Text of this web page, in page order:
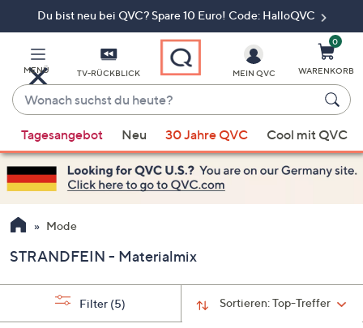
Du bist neu bei QVC? Spare 10 Euro! Code: HalloQVC
MENÜ TV-RÜCKBLICK
Wonach
suchst
du
heute?
Vorschläge
verfügbar
sind,
verwenden
Sie
Pfeiltasten
nach
und
MEIN QVC
0
WARENKORB
Tagesangebot Neu 30 Jahre QVC Cool mit QVC
Mode
STRANDFEIN - Materialmix
Sortieren:Top-Treffer
Filter (5)